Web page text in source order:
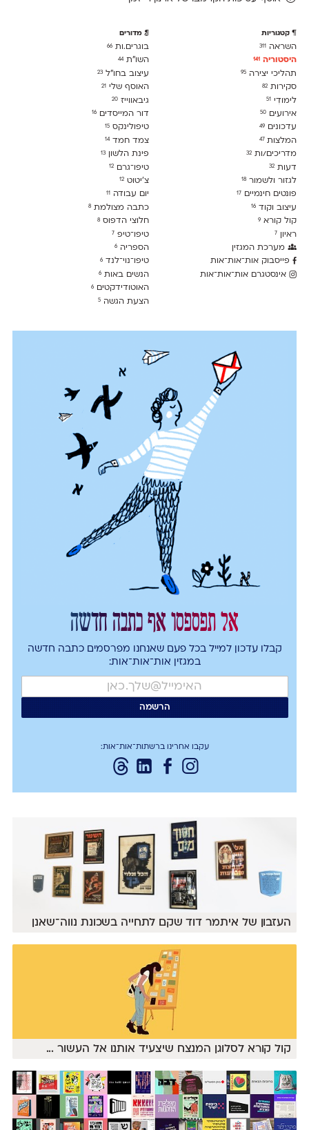
קטגוריות
השראה 311
היסטוריה 141
תהליכי יצירה 95
סקירות 82
לימודִי 51
אירועים 50
עדכונים 49
המלצות47
מדריכים/ות 32
דעות 32
לגזור ולשמור 18
פונטים חינמיים 17
עיצוב וקוד 16
קול קורא 9
ראיון 7
מערכת המגזין
פייסבוק אות־אות־אות
אינסטגרם אות־אות־אות
מדורים
בוגרים.ות66
השו״ת44
עיצוב בחו"ל23
האוסף שלי21
גיבאווייז20
דור המייסדים16
טיפולינקס15
צמד חמד14
פינת הלשון13
טיפו־גרם12
צ׳יטוט12
יום עבודה11
כתבה מצולמת8
חלוצי הדפוס8
טיפו־טיפ7
הספריה6
טיפו־נוי־לנד6
הנשים באות6
האוטודידקטים6
הצעת הגשה5
אל תפספסו אף כתבה חדשה
קבלו עדכון למייל בכל פעם שאנחנו מפרסמים כתבה חדשה
במגזין אות־אות־אות:
עקבו אחרינו ברשתות־אות־אות:
העזבון של איתמר דוד שקם לתחייה בשכונת נווה־שאנן
קול קורא לסלוגן המנצח שיצעיד אותנו אל העשור...